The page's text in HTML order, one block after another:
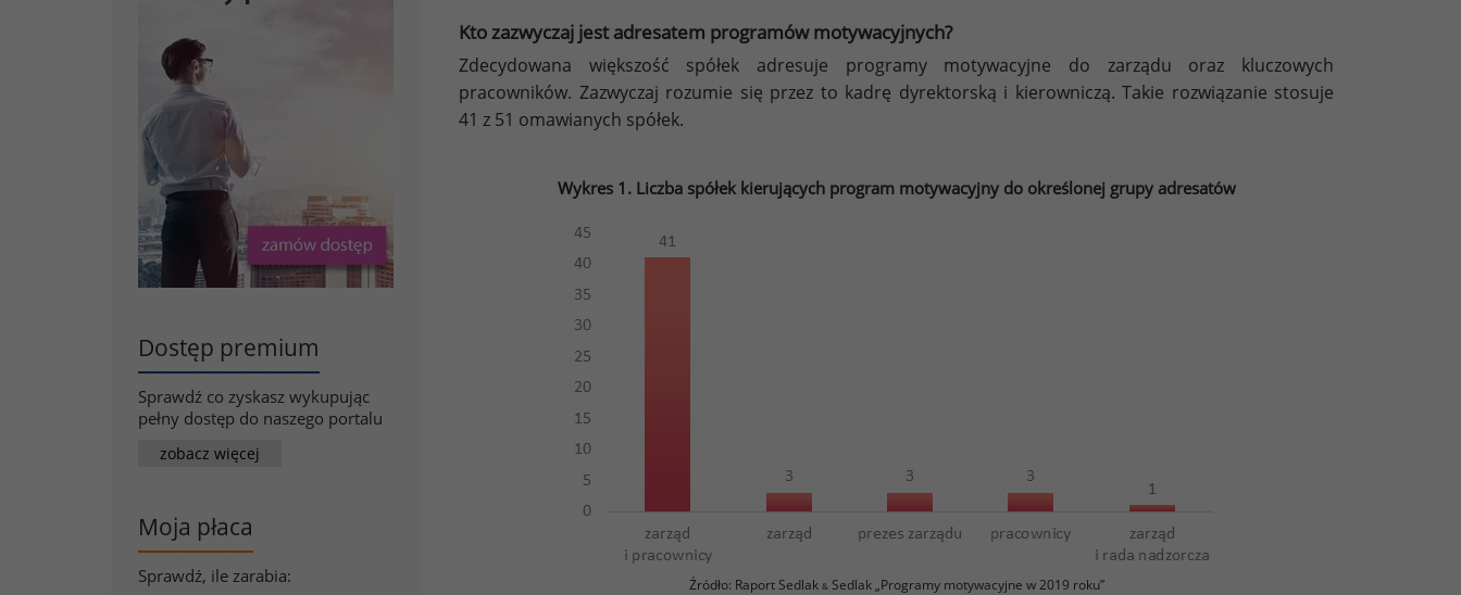
Dostęp premium
Sprawdź co zyskasz wykupując
pełny dostęp do naszego portalu
zobacz więcej
Moja płaca
Sprawdź, ile zarabia:
Kto zazwyczaj jest adresatem programów motywacyjnych?
Zdecydowana większość spółek adresuje programy motywacyjne do zarządu oraz kluczowych
pracowników. Zazwyczaj rozumie się przez to kadrę dyrektorską i kierowniczą. Takie rozwiązanie stosuje
41 z 51 omawianych spółek.
Wykres 1. Liczba spółek kierujących program motywacyjny do określonej grupy adresatów
Źródło: Raport Sedlak &Sedlak „Programy motywacyjne w 2019 roku”